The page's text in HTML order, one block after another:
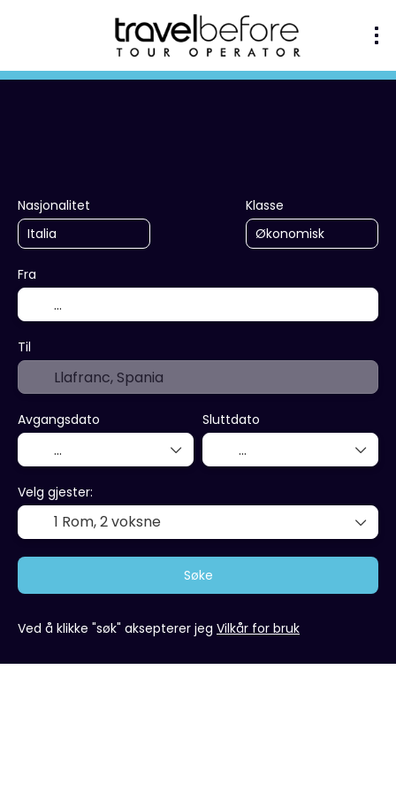
Nasjonalitet Klasse
Fra
Til
Avgangsdato Sluttdato
Velg gjester:
1 Rom,2 voksne
Søke
Ved å klikke "søk" aksepterer jeg Vilkår for bruk